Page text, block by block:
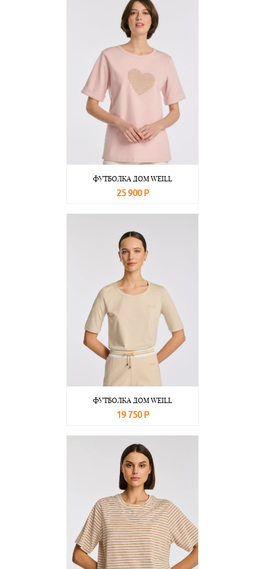
ФУТБОЛКА ДОМ WEILL
25 900 Р
ФУТБОЛКА ДОМ WEILL
19 750 Р